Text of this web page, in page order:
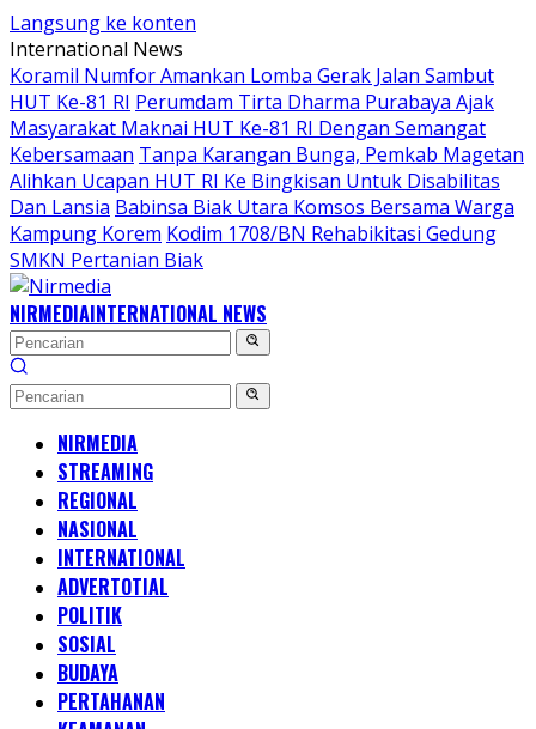
Langsung ke konten
International News
Koramil Numfor Amankan Lomba Gerak Jalan Sambut
HUT Ke-81 RI Perumdam Tirta Dharma Purabaya Ajak
Masyarakat Maknai HUT Ke-81 RI Dengan Semangat
Kebersamaan Tanpa Karangan Bunga, Pemkab Magetan
Alihkan Ucapan HUT RI Ke Bingkisan Untuk Disabilitas
Dan Lansia Babinsa Biak Utara Komsos Bersama Warga
Kampung Korem Kodim 1708/BN Rehabikitasi Gedung
SMKN Pertanian Biak
NIRMEDIAINTERNATIONAL NEWS
NIRMEDIA
STREAMING
REGIONAL
NASIONAL
INTERNATIONAL
ADVERTOTIAL
POLITIK
SOSIAL
BUDAYA
PERTAHANAN